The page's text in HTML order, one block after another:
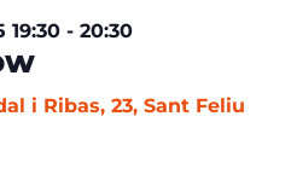
19:30- 20:30
i Ribas, 23, Sant Feliu